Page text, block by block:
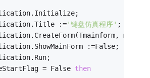
:=
'键盘仿真程序' ;
:=False;
= False then